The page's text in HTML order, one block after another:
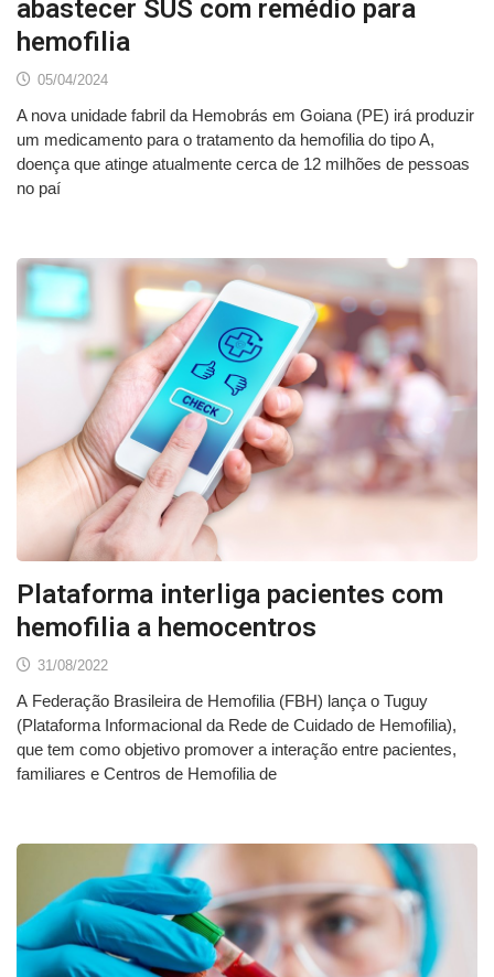
abastecer SUS com remédio para
hemofilia
05/04/2024
A nova unidade fabril da Hemobrás em Goiana (PE) irá produzir
um medicamento para o tratamento da hemofilia do tipo A,
doença que atinge atualmente cerca de 12 milhões de pessoas
no paí
Plataforma interliga pacientes com
hemofilia a hemocentros
31/08/2022
A Federação Brasileira de Hemofilia (FBH) lança o Tuguy
(Plataforma Informacional da Rede de Cuidado de Hemofilia),
que tem como objetivo promover a interação entre pacientes,
familiares e Centros de Hemofilia de